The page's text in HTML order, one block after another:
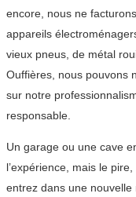
encore, nous ne
appareils
vieux pneus, de métal
Ouffières, nous pouvons
sur notre
responsable.
Un garage ou une cave
l’expérience, mais le
entrez dans une